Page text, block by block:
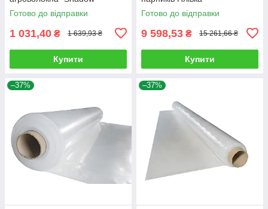
Готово до відправки
1 031,40 ₴ 1 639,93 ₴
Купити
поліетиленова рожева Плівка
Shadow
Готово до відправки
9 598,53 ₴ 15 261,66 ₴
Купити
–37% –37%